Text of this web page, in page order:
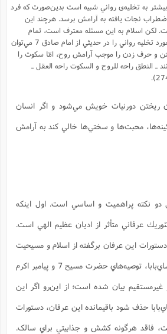
به تخليه‌ی رواني شبيه است بدين‌صورت که فرد
نجات يافته به آرامش برسد. هرچند اين
لكن اسلام به اين مسئله معترف است، تمام
سخن بافي‌هاي اوشو در مورد تخليه رواني را در حديثي از امام صادق 7 مي‌‌توان
و حرف زدن را موجب آرامش روح، امّا سکوت را
النطق راحه للروح و السکوت راحه العقل ـ
دورنيات خويش مي‌شود و اگر انسان
محبت‌ها و سختي‌ها خالي کند به آرامش
نکته پراهميت و اساسي است. اول اينکه
عرفاني متأثر از اديان عظيم الهي است.
اين عرفان برگفته از اسلام و مسيحيت
است. در بسياري از کتب ساي‌بابا، توصيه‌هاي حضرت مسيح 7 و پيامبر اکرم
و غيرمستقيم بيان شده است؛ از اين‌رو اگر اين
حذف شود باقيمانده اين عرفان، دستورات
فاقد هرگونه کشش و جذابيتي براي سالک.